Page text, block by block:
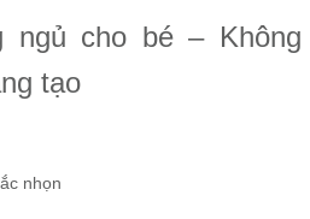
ngủ cho bé – Không
tạo
nhọn